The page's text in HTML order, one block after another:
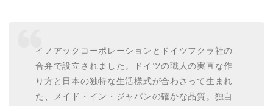
イノアックコーポレーションとドイツフクラ社の
合弁で設立されました。ドイツの職人の実直な作
り方と日本の独特な生活様式が合わさって生まれ
た、メイド・イン・ジャパンの確かな品質。独自